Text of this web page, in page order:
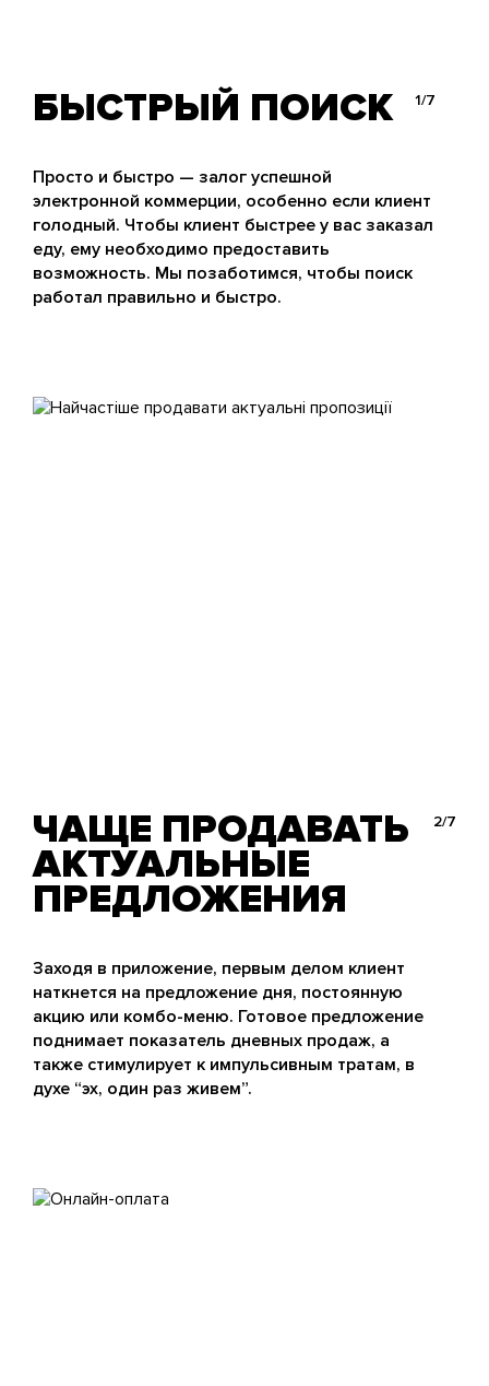
БЫСТРЫЙ ПОИСК 1/7
Просто и быстро — залог успешной
электронной коммерции, особенно если клиент
голодный. Чтобы клиент быстрее у вас заказал
еду, ему необходимо предоставить
возможность. Мы позаботимся, чтобы поиск
работал правильно и быстро.
ЧАЩЕ ПРОДАВАТЬ
АКТУАЛЬНЫЕ
ПРЕДЛОЖЕНИЯ
2/7
Заходя в приложение, первым делом клиент
наткнется на предложение дня, постоянную
акцию или комбо-меню. Готовое предложение
поднимает показатель дневных продаж, а
также стимулирует к импульсивным тратам, в
духе “эх, один раз живем”.